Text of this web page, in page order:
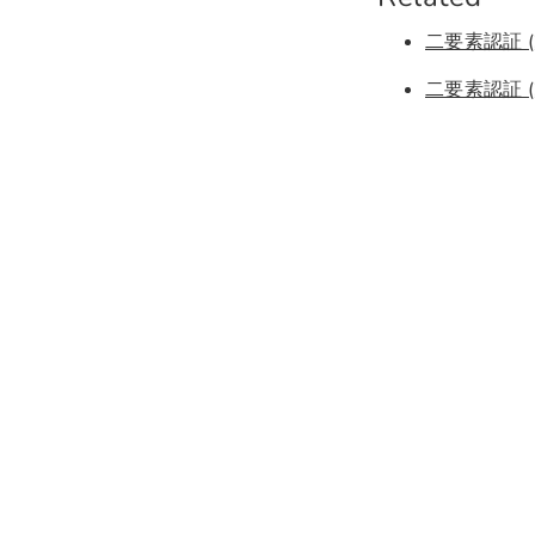
二要素認証
二要素認証